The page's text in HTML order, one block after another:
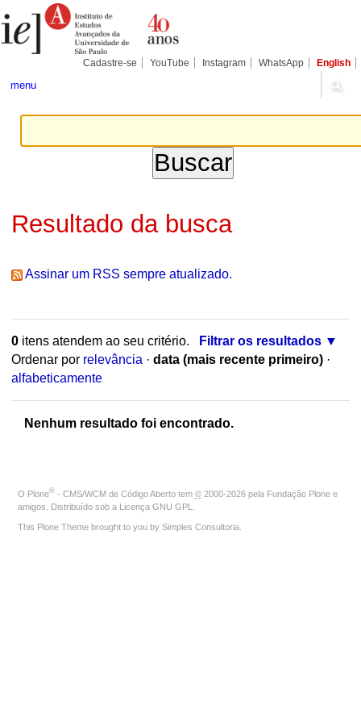
para
conteúdo.
Pessoais
Cadastre-se YouTube Instagram WhatsApp English
menu
Resultado da busca
Assinar um RSS sempre atualizado.
0itens atendem ao seu critério.
Filtrar os resultados
Ordenar por relevância · data (mais recente primeiro) ·
alfabeticamente
Nenhum resultado foi encontrado.
O Plone® - CMS/WCM de Código Aberto tem © 2000-2026 pela Fundação Plone e
amigos. Distribuído sob a Licença GNU GPL
This Plone Theme brought to you by Simples Consultoria